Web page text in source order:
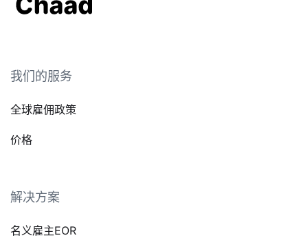
我们的服务
全球雇佣政策
价格
解决方案
名义雇主EOR